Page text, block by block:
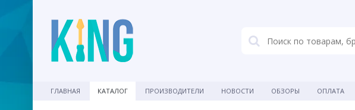
ГЛАВНАЯ КАТАЛОГ ПРОИЗВОДИТЕЛИ НОВОСТИ ОБЗОРЫ ОПЛАТА